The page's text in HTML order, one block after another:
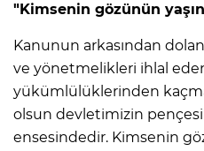
"Kimsenin gözünün
Kanunun arkasından
ve yönetmelikleri ihlal
yükümlülüklerinden
olsun devletimizin pençesi
ensesindedir. Kimsenin